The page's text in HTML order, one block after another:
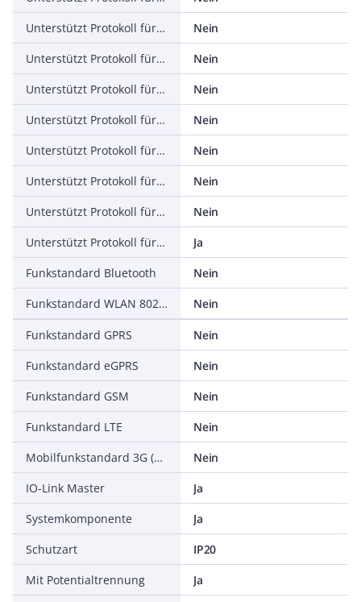
Unterstützt Protokoll für Foundation Fieldbus
Nein
Unterstützt Protokoll für EtherNet/IP
Nein
Unterstützt Protokoll für AS-Interface Safety at Work
Nein
Unterstützt Protokoll für DeviceNet Safety
Nein
Unterstützt Protokoll für INTERBUS-Safety
Nein
Unterstützt Protokoll für PROFIsafe
Nein
Unterstützt Protokoll für SafetyBUS p
Nein
Unterstützt Protokoll für sonstige Bussysteme
Ja
Funkstandard Bluetooth
Nein
Funkstandard WLAN 802.11
Nein
Funkstandard GPRS
Nein
Funkstandard eGPRS
Nein
Funkstandard GSM
Nein
Funkstandard LTE
Nein
Mobilfunkstandard 3G (UMTS)
Nein
IO-Link Master
Ja
Systemkomponente
Ja
Schutzart
IP20
Mit Potentialtrennung
Ja